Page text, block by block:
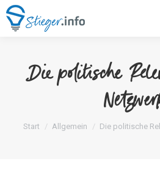
Die politische
Sie befinden sich hier:
Start Allgemein Die politische